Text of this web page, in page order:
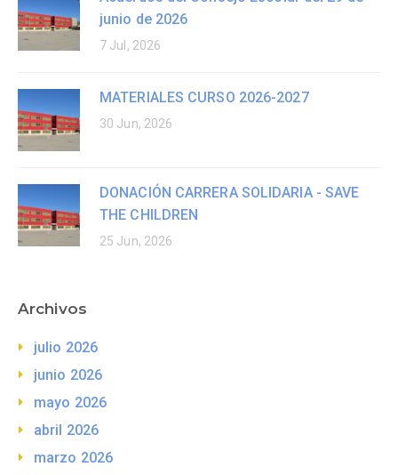
junio de 2026
7 Jul, 2026
MATERIALES CURSO 2026-2027
30 Jun, 2026
DONACIÓN CARRERA SOLIDARIA - SAVE
THE CHILDREN
25 Jun, 2026
Archivos
julio 2026
junio 2026
mayo 2026
abril 2026
marzo 2026